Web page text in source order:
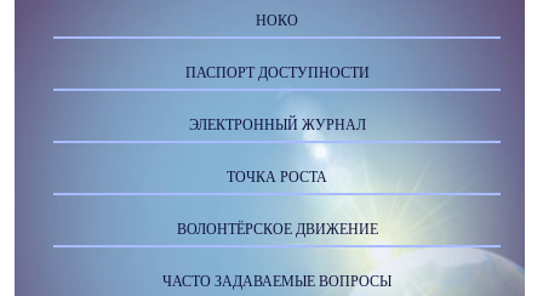
НОКО
ПАСПОРТ ДОСТУПНОСТИ
ЭЛЕКТРОННЫЙ ЖУРНАЛ
ТОЧКА РОСТА
ВОЛОНТЁРСКОЕ ДВИЖЕНИЕ
ЧАСТО ЗАДАВАЕМЫЕ ВОПРОСЫ